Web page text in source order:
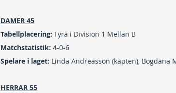
DAMER 45
Tabellplacering: Fyra i Division 1 Mellan B
Matchstatistik: 4-0-6
Spelare i laget: Linda Andreasson (kapten), Bogdana
HERRAR 55